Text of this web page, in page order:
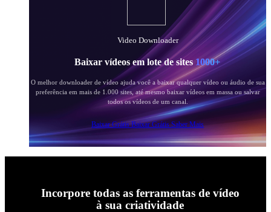
Video Downloader
Baixar vídeos em lote de sites 1000+
O melhor downloader de vídeo ajuda você a baixar qualquer vídeo ou áudio de sua
preferência em mais de 1.000 sites, até mesmo baixar vídeos em massa ou salvar
todos os vídeos de um canal.
Baixar Grátis Baixar Grátis Saber Mais
Incorpore todas as ferramentas de vídeo
à sua criatividade